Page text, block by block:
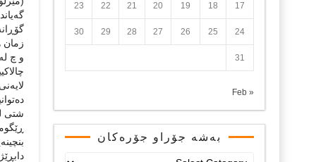
17
18
19
20
21
22
23
24
25
26
27
28
29
30
31
« Feb
بەشە جۆراو جۆرەکان